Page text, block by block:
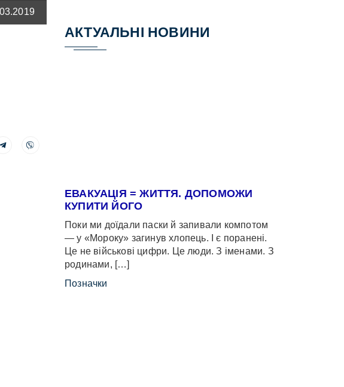
АКТУАЛЬНІ НОВИНИ
ЕВАКУАЦІЯ = ЖИТТЯ. ДОПОМОЖИ
КУПИТИ ЙОГО
Поки ми доїдали паски й запивали компотом
— у «Мороку» загинув хлопець. І є поранені.
Це не військові цифри. Це люди. З іменами. З
родинами, […]
Позначки